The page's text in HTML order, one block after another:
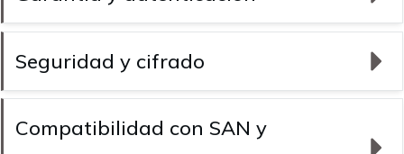
Seguridad y cifrado
Compatibilidad con SAN y